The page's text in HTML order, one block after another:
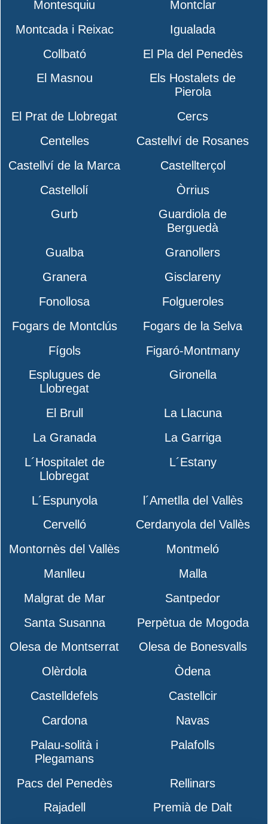
Montesquiu
Montclar
Montcada i Reixac
Igualada
Collbató
El Pla del Penedès
El Masnou
Els Hostalets de
Pierola
El Prat de Llobregat
Cercs
Centelles
Castellví de Rosanes
Castellví de la Marca
Castellterçol
Castellolí
Òrrius
Gurb
Guardiola de
Berguedà
Gualba
Granollers
Granera
Gisclareny
Fonollosa
Folgueroles
Fogars de Montclús
Fogars de la Selva
Fígols
Figaró-Montmany
Esplugues de
Llobregat
Gironella
El Brull
La Llacuna
La Granada
La Garriga
L´Hospitalet de
Llobregat
L´Estany
L´Espunyola
l´Ametlla del Vallès
Cervelló
Cerdanyola del Vallès
Montornès del Vallès
Montmeló
Manlleu
Malla
Malgrat de Mar
Santpedor
Santa Susanna
Perpètua de Mogoda
Olesa de Montserrat
Olesa de Bonesvalls
Olèrdola
Òdena
Castelldefels
Castellcir
Cardona
Navas
Palau-solità i
Plegamans
Palafolls
Pacs del Penedès
Rellinars
Rajadell
Premià de Dalt